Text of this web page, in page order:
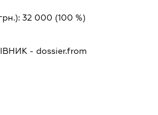
32 000 (100 %)
- dossier.from